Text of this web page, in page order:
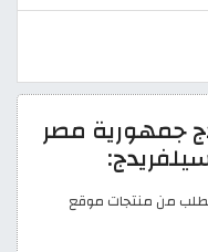
جمهورية مصر
من منتجات موقع